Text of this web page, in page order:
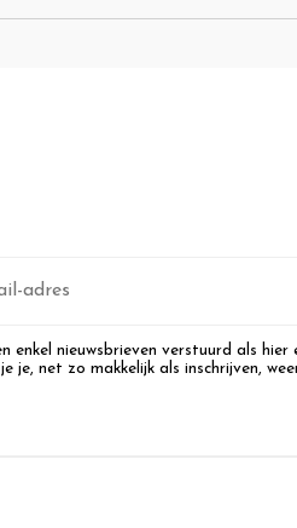
enkel nieuwsbrieven verstuurd als
je, net zo makkelijk als inschrijven,